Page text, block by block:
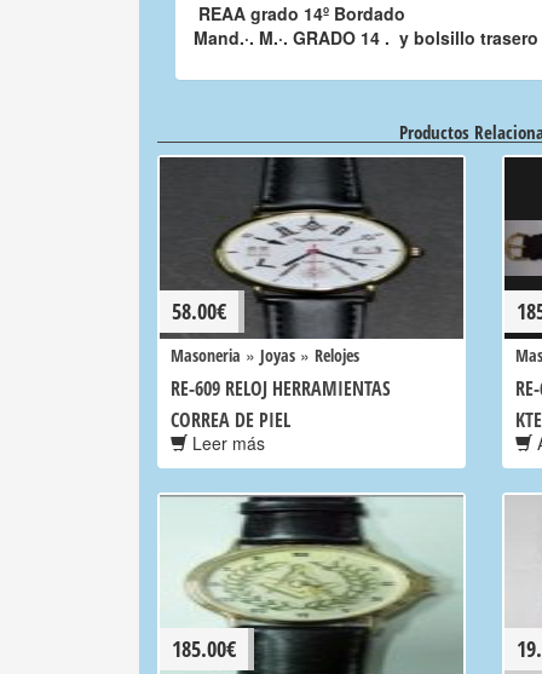
REAA grado 14º Bordado
Mand.·. M.·. GRADO 14 . y bolsillo trasero
Productos
58.00€
Masoneria » Joyas » Relojes
RE-609 RELOJ HERRAMIENTAS
CORREA DE PIEL
Leer más
185.00€